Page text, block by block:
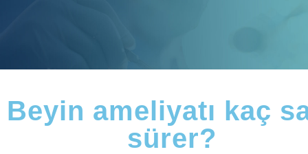
Beyin ameliyatı kaç
sürer?